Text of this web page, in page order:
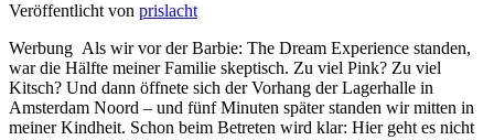
Veröffentlicht von prislacht
Werbung Als wir vor der Barbie: The Dream Experience standen,
war die Hälfte meiner Familie skeptisch. Zu viel Pink? Zu viel
Kitsch? Und dann öffnete sich der Vorhang der Lagerhalle in
Amsterdam Noord – und fünf Minuten später standen wir mitten in
meiner Kindheit. Schon beim Betreten wird klar: Hier geht es nicht